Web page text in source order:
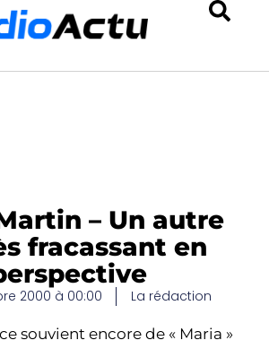
– Un autre
fracassant en
2000 à 00:00 La rédaction
souvient encore de « Maria »